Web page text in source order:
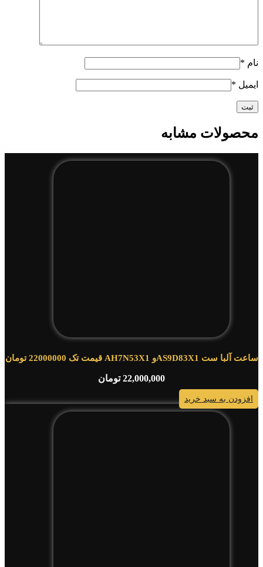
نام *
ایمیل *
محصولات مشابه
ساعت آلبا ست AS9D83X1و AH7N53X1 قیمت تک 22000000 تومان
22,000,000 تومان
افزودن به سبد خرید